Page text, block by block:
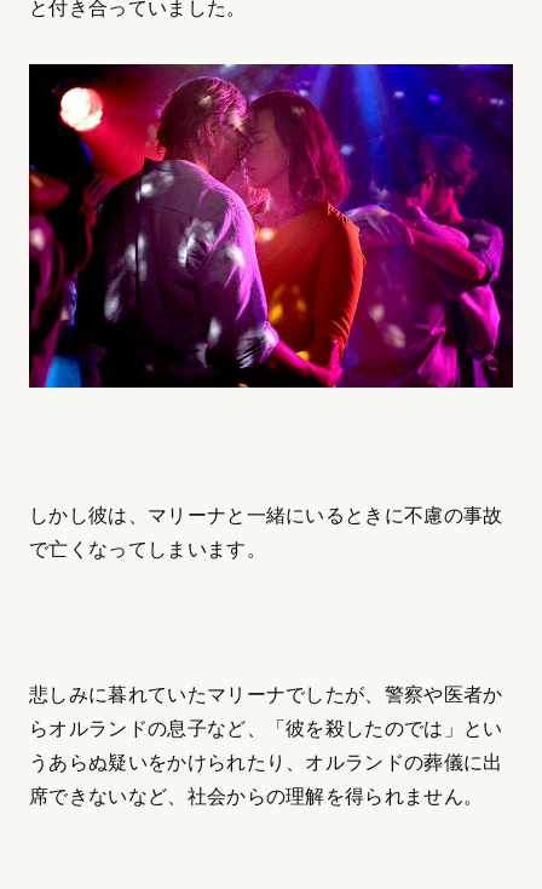
と付き合っていました。
しかし彼は、マリーナと一緒にいるときに不慮の事故
で亡くなってしまいます。
悲しみに暮れていたマリーナでしたが、警察や医者か
らオルランドの息子など、「彼を殺したのでは」とい
うあらぬ疑いをかけられたり、オルランドの葬儀に出
席できないなど、社会からの理解を得られません。